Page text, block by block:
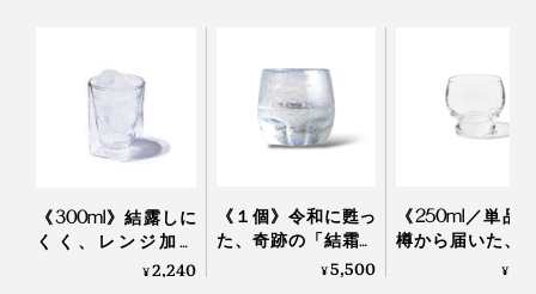
どんな飲み物も、シロップ1に対して、ドリンク5（6倍
希釈）またはドリンク6（7倍希釈）が目安です。お酒や
お茶の種類を変えたり、シロップの濃さを変えたり、い
ろいろ試してみると、楽しいはず。
家飲みが多い今、毎晩の晩酌や、友人とのオンライン飲
み会に。在宅ワーク時の気分転換にも。お酒やお茶の時
間が、グッと贅沢に感じられます。
《300ml》結露しに
くく、レンジ加熱
OK、見る角度で表情
¥2,240
《１個》令和に甦っ
た、奇跡の「結霜グ
ラス」｜結霜月華
¥5,500
《250ml／単品
樽から届いた、
らず、深く味わ
¥